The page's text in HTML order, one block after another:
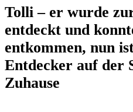
Tolli – er wurde
entdeckt und
entkommen, nun
Entdecker auf der
Zuhause